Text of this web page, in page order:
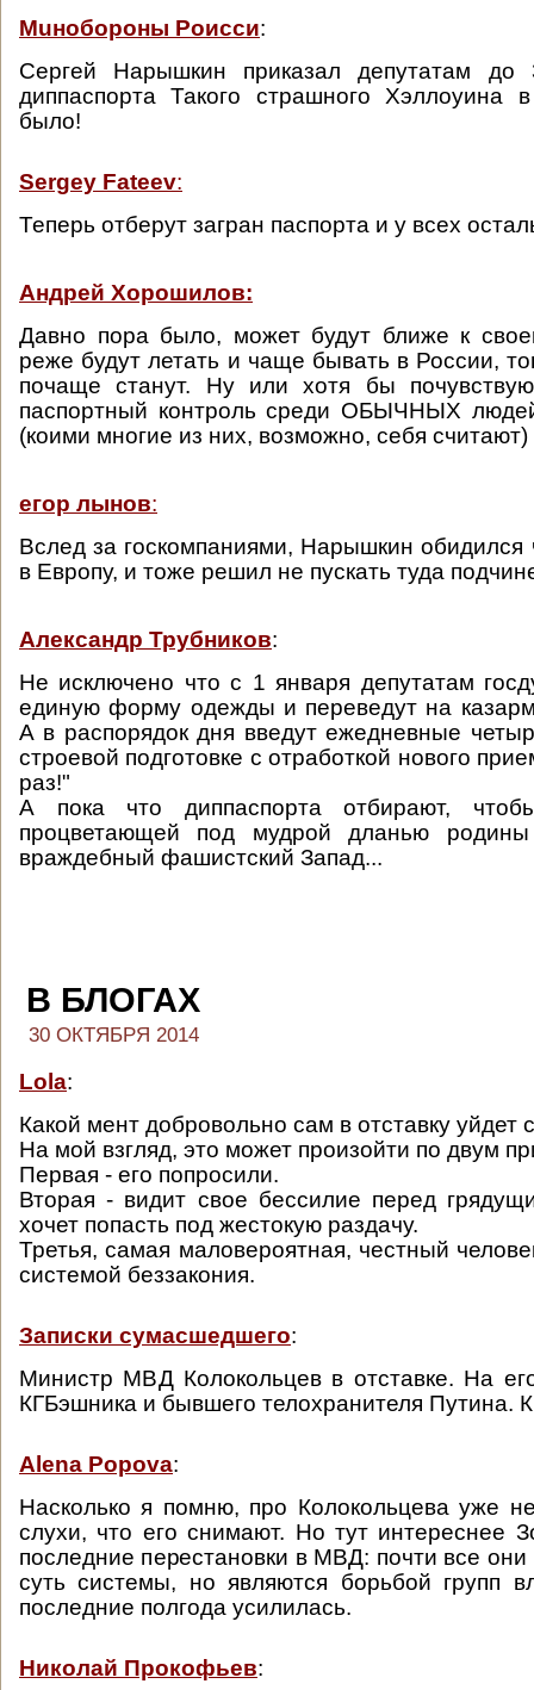
Мuнобороны Роисси:
Сергей Нарышкин приказал депутатам до
диппаспорта Такого страшного
было!
Sergey Fateev:
Теперь отберут загран паспорта и у всех
Андрей Хорошилов:
Давно пора было, может будут ближе к
реже будут летать и чаще бывать в России,
почаще станут. Ну или хотя бы
паспортный контроль среди ОБЫЧНЫХ
(коими многие из них, возможно, себя считают)
егор лынов:
Вслед за госкомпаниями, Нарышкин обидился
в Европу, и тоже решил не пускать туда
Александр Трубников:
Не исключено что с 1 января депутатам
единую форму одежды и переведут на
А в распорядок дня введут ежедневные
строевой подготовке с отработкой нового
раз!"
А пока что диппаспорта отбирают,
процветающей под мудрой дланью
враждебный фашистский Запад...
В БЛОГАХ
30 ОКТЯБРЯ 2014
Lola:
Какой мент добровольно сам в отставку уйдет
На мой взгляд, это может произойти по двум
Первая - его попросили.
Вторая - видит свое бессилие перед
хочет попасть под жестокую раздачу.
Третья, самая маловероятная, честный
системой беззакония.
Записки сумасшедшего:
Министр МВД Колокольцев в отставке. На
КГБэшника и бывшего телохранителя Путина.
Alena Popova:
Насколько я помню, про Колокольцева уже
слухи, что его снимают. Но тут интереснее
последние перестановки в МВД: почти все
суть системы, но являются борьбой групп
последние полгода усилилась.
Николай Прокофьев: